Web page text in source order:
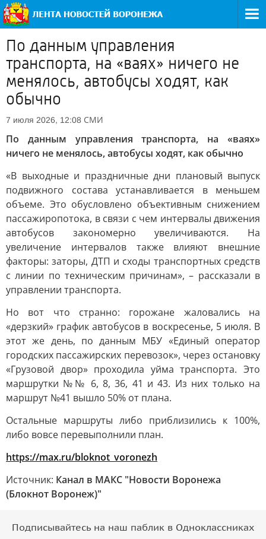
По данным управления
транспорта, на «ваях» ничего не
менялось, автобусы ходят, как
обычно
7 июля 2026, 12:08 СМИ
По данным управления транспорта, на «ваях»
ничего не менялось, автобусы ходят, как обычно
«В выходные и праздничные дни плановый выпуск
подвижного состава устанавливается в меньшем
объеме. Это обусловлено объективным снижением
пассажиропотока, в связи с чем интервалы движения
автобусов закономерно увеличиваются. На
увеличение интервалов также влияют внешние
факторы: заторы, ДТП и сходы транспортных средств
с линии по техническим причинам», – рассказали в
управлении транспорта.
Но вот что странно: горожане жаловались на
«дерзкий» график автобусов в воскресенье, 5 июля. В
этот же день, по данным МБУ «Единый оператор
городских пассажирских перевозок», через остановку
«Грузовой двор» проходила уйма транспорта. Это
маршрутки №№ 6, 8, 36, 41 и 43. Из них только на
маршрут №41 вышло 50% от плана.
Остальные маршруты либо приблизились к 100%,
либо вовсе перевыполнили план.
https://max.ru/bloknot_voronezh
Источник: Канал в МАКС "Новости Воронежа
(Блокнот Воронеж)"
Подписывайтесь на наш паблик в Одноклассниках